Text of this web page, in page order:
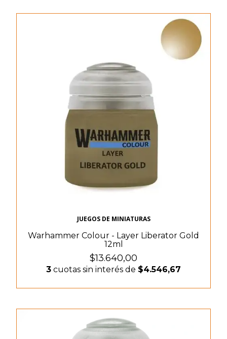
JUEGOS DE MINIATURAS
Warhammer Colour - Layer Liberator Gold
12ml
$13.640,00
3 cuotas sin interés de $4.546,67